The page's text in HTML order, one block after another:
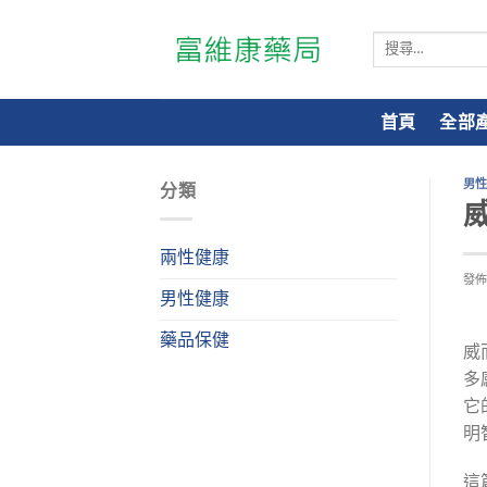
搜
鍵
字:
首頁 全部
分類
兩性健康
男性健康
藥品保健
男
發
威
多
它
明
這